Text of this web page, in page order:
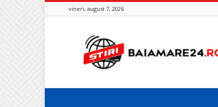
vineri, august 7, 2026
Baia
Mare
24